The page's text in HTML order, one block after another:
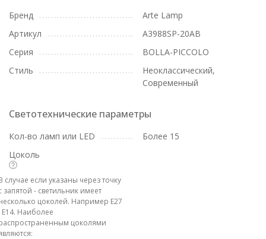
Бренд
Arte Lamp
Артикул
A3988SP-20AB
Серия
BOLLA-PICCOLO
Стиль
Неоклассический,
Современный
Светотехнические параметры
Кол-во ламп или LED
Более 15
Цоколь
случае если указаны через точку
запятой - светильник имеет
цоколей. Например E27
E14. Наиболее
цоколями